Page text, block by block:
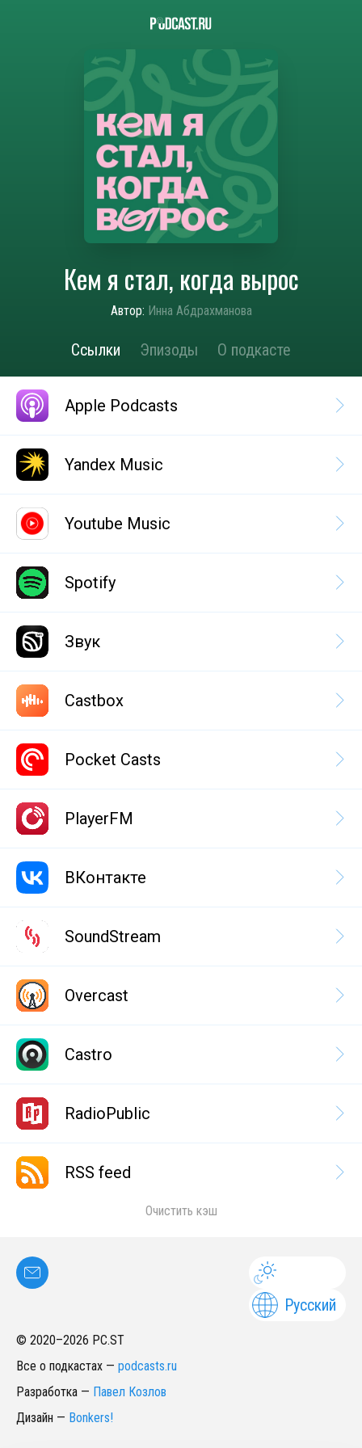
Кем я стал, когда вырос
Автор: Инна Абдрахманова
Ссылки Эпизоды О подкасте
Apple Podcasts
Yandex Music
Youtube Music
Spotify
Звук
Castbox
Pocket Casts
PlayerFM
ВКонтакте
SoundStream
Overcast
Castro
RadioPublic
RSS feed
Очистить кэш
Русский
© 2020–2026 PC.ST
Все о подкастах — podcasts.ru
Разработка — Павел Козлов
Дизайн — Bonkers!